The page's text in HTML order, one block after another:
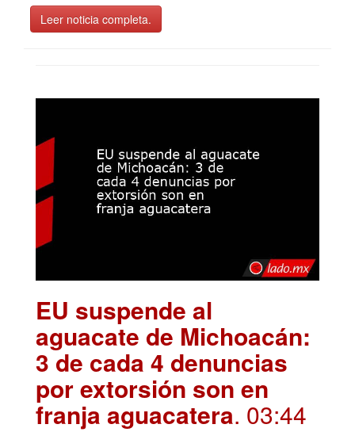
Leer noticia completa.
EU suspende al
aguacate de Michoacán:
3 de cada 4 denuncias
por extorsión son en
franja aguacatera. 03:44